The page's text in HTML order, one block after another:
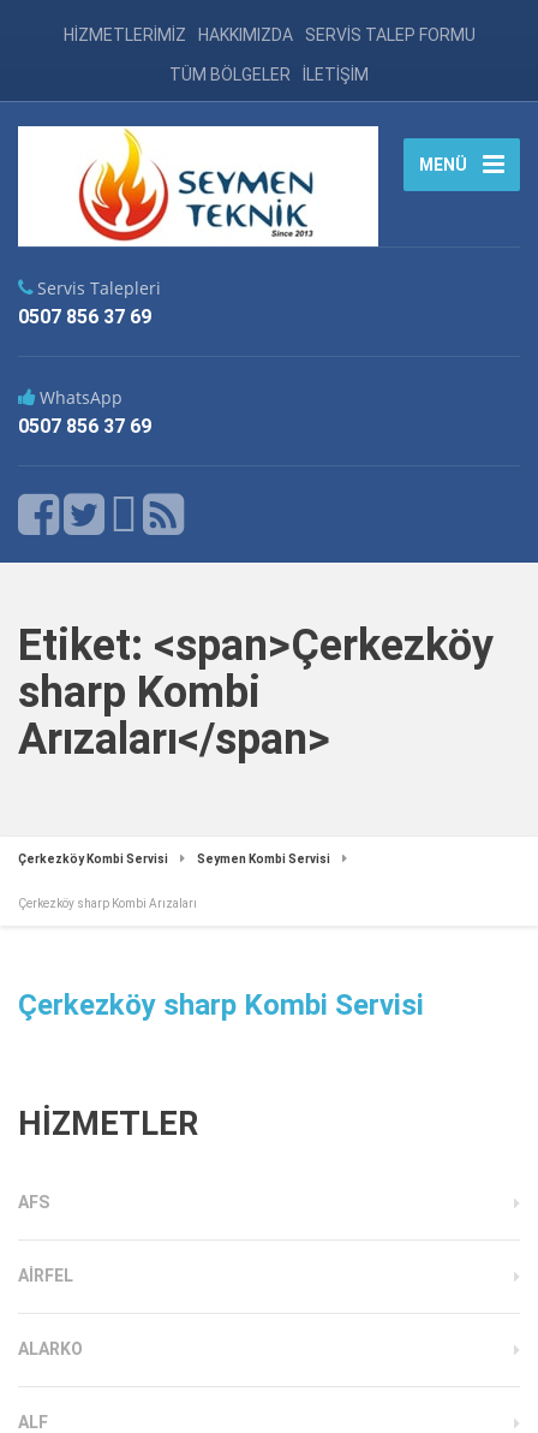
HİZMETLERİMİZ HAKKIMIZDA SERVİS TALEP FORMU
TÜM BÖLGELER İLETİŞİM
MENÜ
Servis Talepleri
0507 856 37 69
WhatsApp
0507 856 37 69
Etiket: <span>Çerkezköy
sharp Kombi
Arızaları</span>
Çerkezköy Kombi Servisi Seymen Kombi Servisi
Çerkezköy sharp Kombi Arızaları
Çerkezköy sharp Kombi Servisi
HİZMETLER
AFS
AIRFEL
ALARKO
ALF